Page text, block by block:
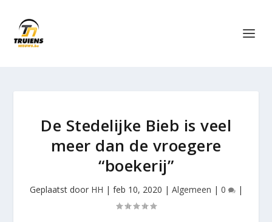
De Stedelijke Bieb is veel
meer dan de vroegere
“boekerij”
Geplaatst door HH | feb 10, 2020 | Algemeen | 0 |